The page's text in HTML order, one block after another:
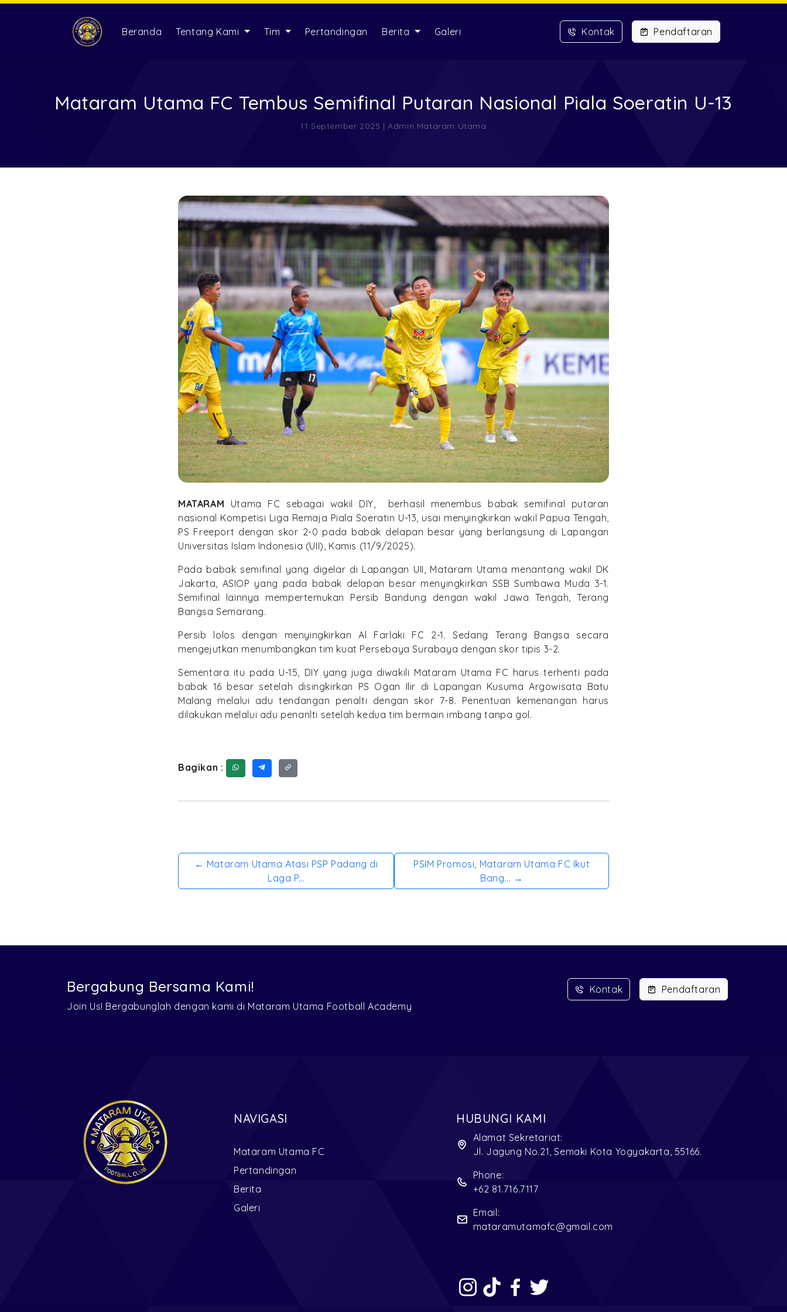
Beranda Tentang Kami Tim Pertandingan Berita Galeri Kontak Pendaftaran
Mataram Utama FC Tembus Semifinal Putaran Nasional Piala Soeratin U-13
11 September 2025 | Admin Mataram Utama
MATARAM Utama FC sebagai wakil DIY, berhasil menembus babak semifinal putaran
nasional Kompetisi Liga Remaja Piala Soeratin U-13, usai menyingkirkan wakil Papua Tengah,
PS Freeport dengan skor 2-0 pada babak delapan besar yang berlangsung di Lapangan
Universitas Islam Indonesia (UII), Kamis (11/9/2025).
Pada babak semifinal yang digelar di Lapangan UII, Mataram Utama menantang wakil DK
Jakarta, ASIOP yang pada babak delapan besar menyingkirkan SSB Sumbawa Muda 3-1.
Semifinal lainnya mempertemukan Persib Bandung dengan wakil Jawa Tengah, Terang
Bangsa Semarang.
Persib lolos dengan menyingkirkan Al Farlaki FC 2-1. Sedang Terang Bangsa secara
mengejutkan menumbangkan tim kuat Persebaya Surabaya dengan skor tipis 3-2.
Sementara itu pada U-15, DIY yang juga diwakili Mataram Utama FC harus terhenti pada
babak 16 besar setelah disingkirkan PS Ogan Ilir di Lapangan Kusuma Argowisata Batu
Malang melalui adu tendangan penalti dengan skor 7-8. Penentuan kemenangan harus
dilakukan melalui adu penanlti setelah kedua tim bermain imbang tanpa gol.
Bagikan :
← Mataram Utama Atasi PSP Padang di
Laga P...
PSIM Promosi, Mataram Utama FC Ikut
Bang... →
Bergabung Bersama Kami!
Join Us! Bergabunglah dengan kami di Mataram Utama Football Academy
Kontak Pendaftaran
NAVIGASI
Mataram Utama FC
Pertandingan
Berita
Galeri
HUBUNGI KAMI
Alamat Sekretariat:
Jl. Jagung No.21, Semaki Kota Yogyakarta, 55166.
Phone:
+62 81.716.7117
Email:
mataramutamafc@gmail.com